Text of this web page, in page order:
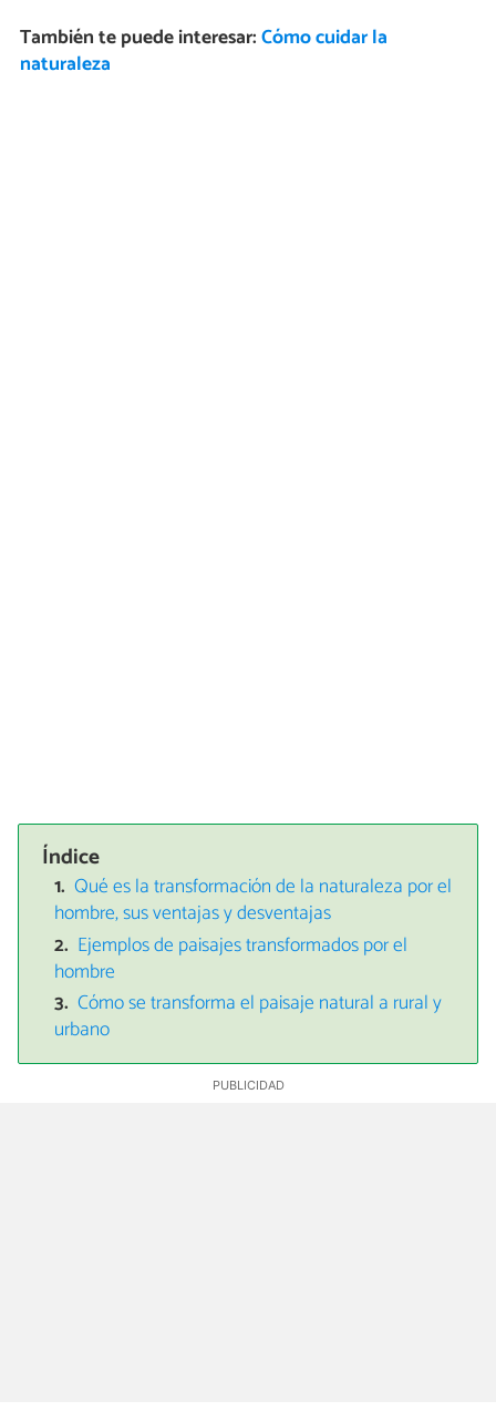
También te puede interesar:Cómo cuidar la
naturaleza
Índice
Qué es la transformación de la naturaleza por el
hombre, sus ventajas y desventajas
Ejemplos de paisajes transformados por el
hombre
Cómo se transforma el paisaje natural a rural y
urbano